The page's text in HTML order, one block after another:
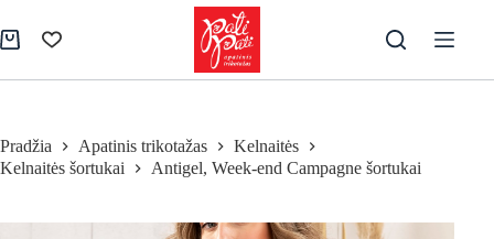
to
content
Pirkinių
Pradžia Apatinis trikotažas
Kelnaitės
Kelnaitės šortukai
Antigel, Week-end Campagne šortukai